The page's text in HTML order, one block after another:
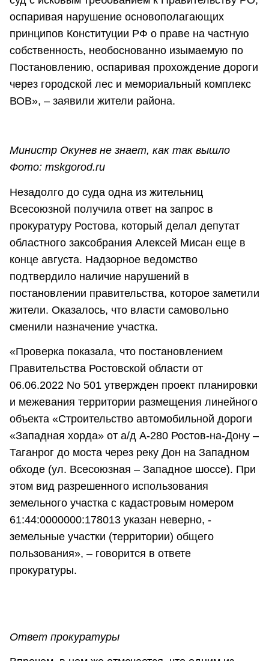
оспаривая нарушение основополагающих
принципов Конституции РФ о праве на частную
собственность, необоснованно изымаемую по
Постановлению, оспаривая прохождение дороги
через городской лес и мемориальный комплекс
ВОВ», – заявили жители района.
Министр Окунев не знает, как так вышло
Фото: mskgorod.ru
Незадолго до суда одна из жительниц
Всесоюзной получила ответ на запрос в
прокуратуру Ростова, который делал депутат
областного заксобрания Алексей Мисан еще в
конце августа. Надзорное ведомство
подтвердило наличие нарушений в
постановлении правительства, которое заметили
жители. Оказалось, что власти самовольно
сменили назначение участка.
«Проверка показала, что постановлением
Правительства Ростовской области от
06.06.2022 No 501 утвержден проект планировки
и межевания территории размещения линейного
объекта «Строительство автомобильной дороги
«Западная хорда» от а/д А-280 Ростов-на-Дону –
Таганрог до моста через реку Дон на Западном
обходе (ул. Всесоюзная – Западное шоссе). При
этом вид разрешенного использования
земельного участка с кадастровым номером
61:44:0000000:178013 указан неверно, -
земельные участки (территории) общего
пользования», – говорится в ответе
прокуратуры.
Ответ прокуратуры